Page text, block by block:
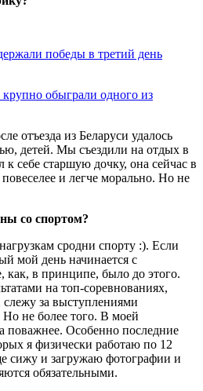
победы в третий день
обыграли одного из
отъезда из Беларуси удалось
детей. Мы съездили на отдых в
к себе старшую дочку, она сейчас в
и легче морально. Но не
со спортом?
сродни спорту :). Если
мой день начинается с
как, в принципе, было до этого.
на топ-соревнованиях,
за выступлениями
Но не более того. В моей
поважнее. Особенно последние
я физически работаю по 12
сижу и загружаю фотографии и
обязательными.